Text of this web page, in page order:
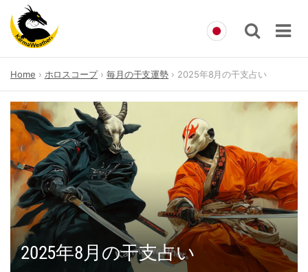
content
Home ホロスコープ 毎月の干支運勢 2025年8月の干支占い
2025年8月の干支占い